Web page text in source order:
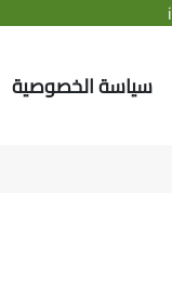
سياسة الخصوصية